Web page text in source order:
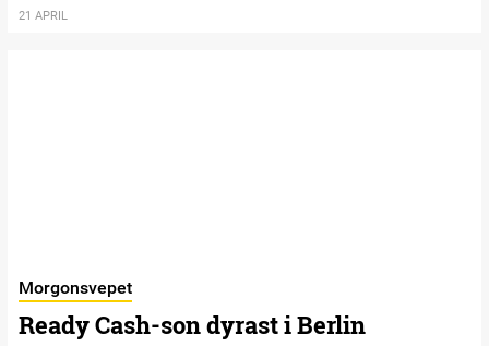
21 APRIL
Morgonsvepet
Ready Cash-son dyrast i Berlin